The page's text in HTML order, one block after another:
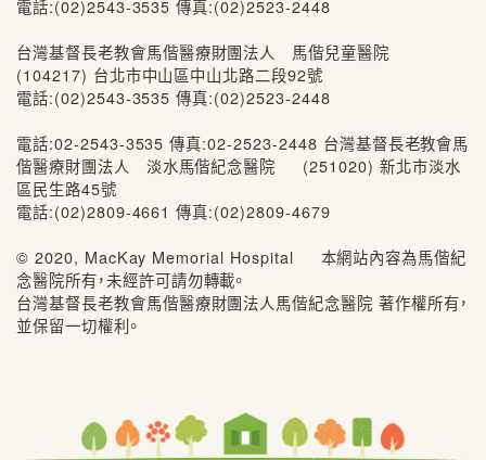
電話:(02)2543-3535 傳真:(02)2523-2448
台灣基督長老教會馬偕醫療財團法人 馬偕兒童醫院
(104217) 台北市中山區中山北路二段92號
電話:(02)2543-3535 傳真:(02)2523-2448
電話:02-2543-3535 傳真:02-2523-2448 台灣基督長老教會馬
偕醫療財團法人 淡水馬偕紀念醫院 (251020) 新北市淡水
區民生路45號
電話:(02)2809-4661 傳真:(02)2809-4679
© 2020, MacKay Memorial Hospital 本網站內容為馬偕紀
念醫院所有，未經許可請勿轉載。
台灣基督長老教會馬偕醫療財團法人馬偕紀念醫院 著作權所有，
並保留一切權利。